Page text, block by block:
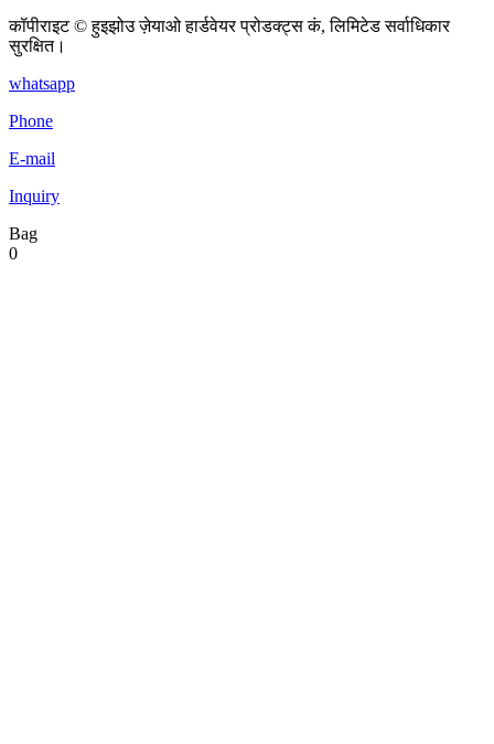
कॉपीराइट © हुइझोउ ज़ेयाओ हार्डवेयर प्रोडक्ट्स कं, लिमिटेड सर्वाधिकार
सुरक्षित।
whatsapp
Phone
E-mail
Inquiry
Bag
0